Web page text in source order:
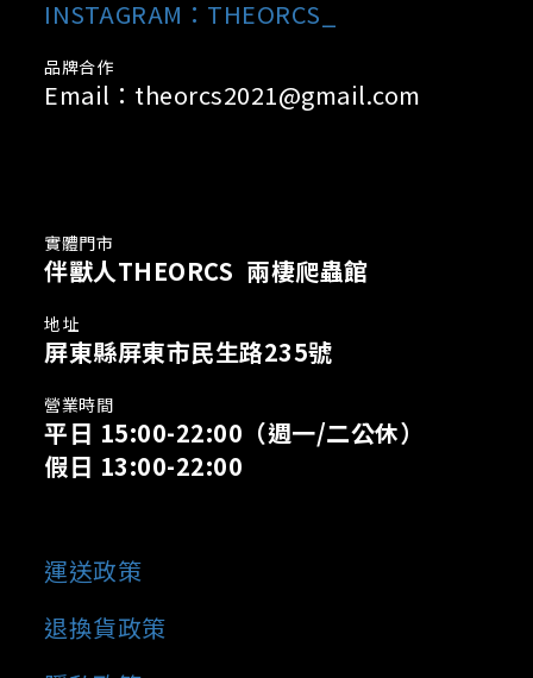
INSTAGRAM：THEORCS_
品牌合作
Email：theorcs2021@gmail.com
實體門市
伴獸人THEORCS 兩棲爬蟲館
地址
屏東縣屏東市民生路235號
營業時間
平日 15:00-22:00 （週一/二公休）
假日 13:00-22:00
運送政策
退換貨政策